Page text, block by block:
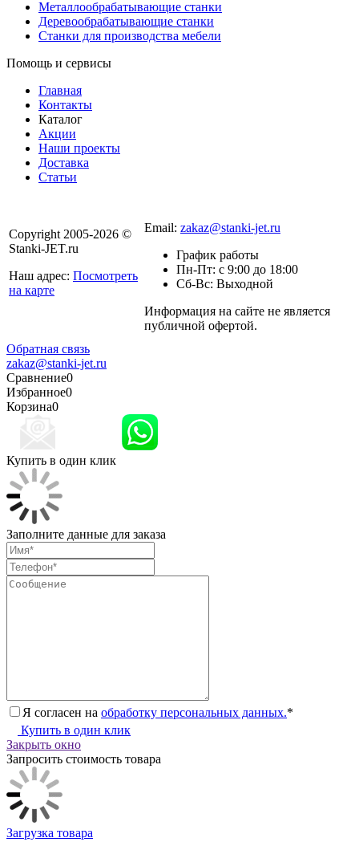
Металлообрабатывающие станки
Деревообрабатывающие станки
Станки для производства мебели
Помощь и сервисы
Главная
Контакты
Каталог
Акции
Наши проекты
Доставка
Статьи
Copyright 2005-2026 ©
Stanki-JET.ru
Наш адрес: Посмотреть
на карте
Email: zakaz@stanki-jet.ru
График работы
Пн-Пт: с 9:00 до 18:00
Сб-Вс: Выходной
Информация на сайте не является
публичной офертой.
Обратная связь
zakaz@stanki-jet.ru
Сравнение0
Избранное0
Корзина0
Купить в один клик
Заполните данные для заказа
Я согласен на обработку персональных данных.*
Купить в один клик
Закрыть окно
Запросить стоимость товара
Загрузка товара